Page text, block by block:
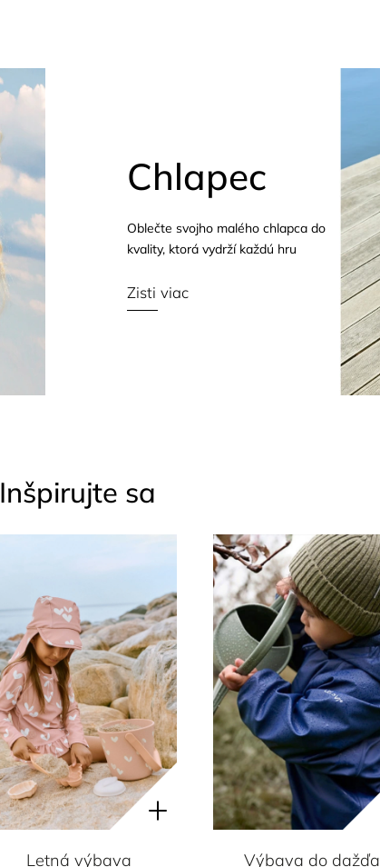
Chlapec
Oblečte svojho malého chlapca do
kvality, ktorá vydrží každú hru
Zisti viac
Inšpirujte sa
Letná výbava Výbava do dažďa